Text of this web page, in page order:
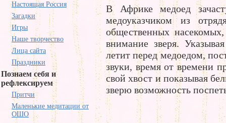
Настоящая Россия
Загадки
Игры
Наше творчество
Лица сайта
Праздники
Познаем себя и
рефлексируем
Притчи
Маленькие медитации от
ОШО
В Африке медоед
медоуказчиком из
общественных
внимание зверя.
летит перед медоедом,
звуки, время от времени
свой хвост и показывая
зверю возможность